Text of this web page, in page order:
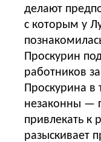
делают
с которым у
Проскурин
работников
Проскурина в
незаконны —
привлекать к
разыскивает